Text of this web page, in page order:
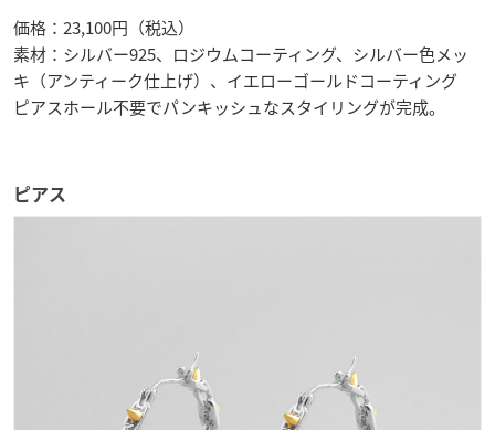
価格：23,100円（税込）
素材：シルバー925、ロジウムコーティング、シルバー色メッ
キ（アンティーク仕上げ）、イエローゴールドコーティング
ピアスホール不要でパンキッシュなスタイリングが完成。
ピアス